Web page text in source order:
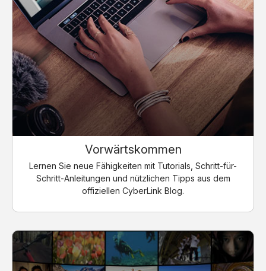
Vorwärtskommen
Lernen Sie neue Fähigkeiten mit Tutorials, Schritt-für-
Schritt-Anleitungen und nützlichen Tipps aus dem
offiziellen CyberLink Blog.